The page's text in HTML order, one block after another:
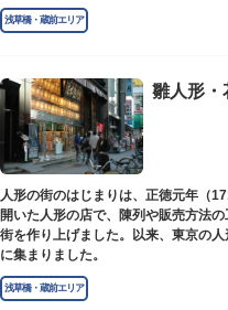
浅草橋・蔵前エリア
雛人形・
人形の街のはじまりは、正徳元年（
開いた人形の店で、陳列や販売方法
街を作り上げました。以来、東京の
に集まりました。
浅草橋・蔵前エリア